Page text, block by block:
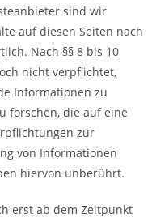
sind wir
auf diesen Seiten nach
Nach §§ 8 bis 10
nicht verpflichtet,
Informationen zu
forschen, die auf eine
zur
von Informationen
hiervon unberührt.
erst ab dem Zeitpunkt